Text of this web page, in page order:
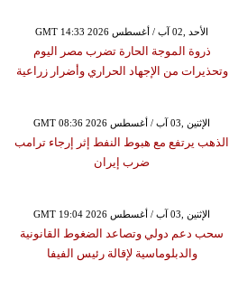
GMT 14:33 2026 الأحد ,02 آب / أغسطس
ذروة الموجة الحارة تضرب مصر اليوم
وتحذيرات من الإجهاد الحراري وأضرار زراعية
GMT 08:36 2026 الإثنين ,03 آب / أغسطس
الذهب يرتفع مع هبوط النفط إثر إرجاء ترامب
ضرب إيران
GMT 19:04 2026 الإثنين ,03 آب / أغسطس
سحب دعم دولي وتصاعد الضغوط القانونية
والدبلوماسية لإقالة رئيس الفيفا